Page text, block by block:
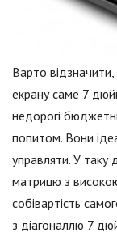
Варто
екрану саме 7
недорогі
попитом. Вони
управляти. У таку
матрицю з
собівартість
з діагоналлю 7